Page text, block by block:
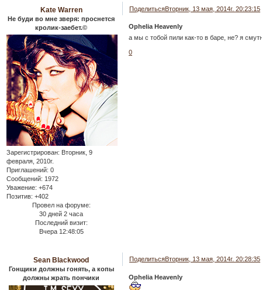
ПоделитьсяВторник, 13 мая, 2014г. 20:23:15
Kate Warren
Не буди во мне зверя: проснется
кролик-заебет.©
Зарегистрирован: Вторник, 9
февраля, 2010г.
Приглашений: 0
Сообщений: 1972
Уважение: +674
Позитив: +402
Провел на форуме:
30 дней 2 часа
Последний визит:
Вчера 12:48:05
Ophelia Heavenly
а мы с тобой пили как-то в баре, не? я
0
ПоделитьсяВторник, 13 мая, 2014г. 20:28:35
Sean Blackwood
Гонщики должны гонять, а копы
должны жрать пончики
Ophelia Heavenly